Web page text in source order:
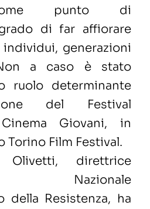
punto di
di far affiorare
generazioni
a caso è stato
ruolo determinante
del Festival
Giovani, in
Torino Film Festival.
Olivetti, direttrice
Nazionale
della Resistenza, ha